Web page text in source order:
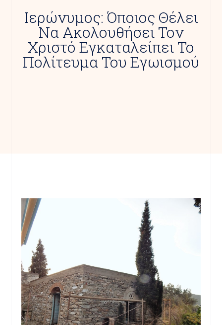
Iερώνυμος: Όποιος Θέλει
Να Ακολουθήσει Τον
Χριστό Εγκαταλείπει Το
Πολίτευμα Του Εγωισμού